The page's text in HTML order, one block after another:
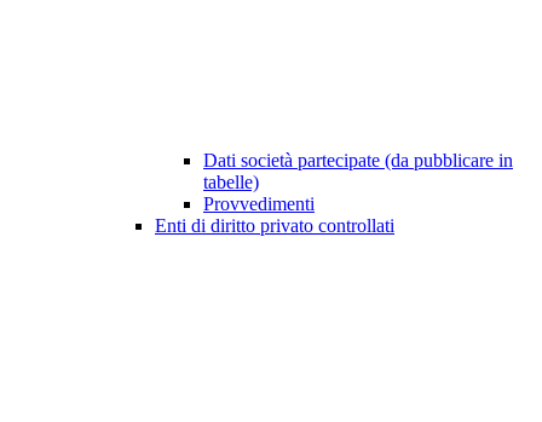
Dati società partecipate (da pubblicare in
tabelle)
Provvedimenti
Enti di diritto privato controllati